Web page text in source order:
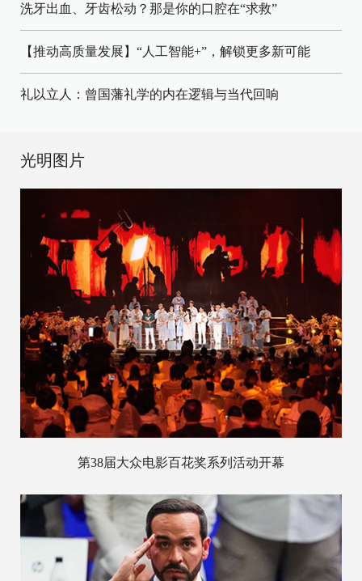
洗牙出血、牙齿松动？那是你的口腔在“求救”
【推动高质量发展】“人工智能+”，解锁更多新可能
礼以立人：曾国藩礼学的内在逻辑与当代回响
光明图片
第38届大众电影百花奖系列活动开幕